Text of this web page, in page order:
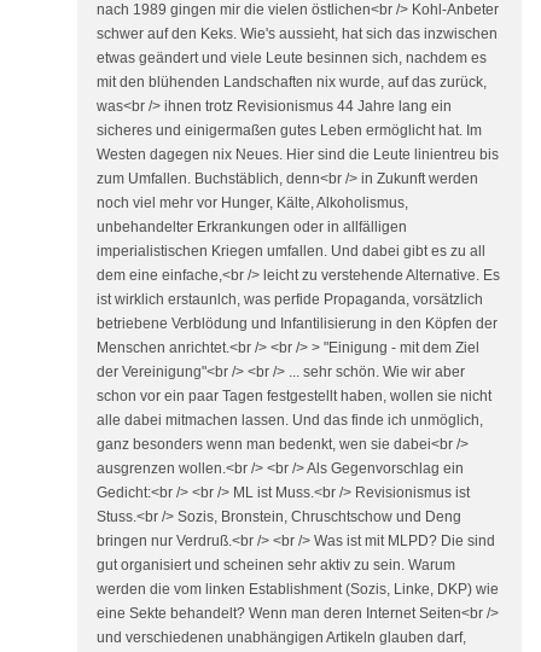
nach 1989 gingen mir die vielen östlichen<br /> Kohl-Anbeter
schwer auf den Keks. Wie's aussieht, hat sich das inzwischen
etwas geändert und viele Leute besinnen sich, nachdem es
mit den blühenden Landschaften nix wurde, auf das zurück,
was<br /> ihnen trotz Revisionismus 44 Jahre lang ein
sicheres und einigermaßen gutes Leben ermöglicht hat. Im
Westen dagegen nix Neues. Hier sind die Leute linientreu bis
zum Umfallen. Buchstäblich, denn<br /> in Zukunft werden
noch viel mehr vor Hunger, Kälte, Alkoholismus,
unbehandelter Erkrankungen oder in allfälligen
imperialistischen Kriegen umfallen. Und dabei gibt es zu all
dem eine einfache,<br /> leicht zu verstehende Alternative. Es
ist wirklich erstaunlch, was perfide Propaganda, vorsätzlich
betriebene Verblödung und Infantilisierung in den Köpfen der
Menschen anrichtet.<br /> <br /> > "Einigung - mit dem Ziel
der Vereinigung"<br /> <br /> ... sehr schön. Wie wir aber
schon vor ein paar Tagen festgestellt haben, wollen sie nicht
alle dabei mitmachen lassen. Und das finde ich unmöglich,
ganz besonders wenn man bedenkt, wen sie dabei<br />
ausgrenzen wollen.<br /> <br /> Als Gegenvorschlag ein
Gedicht:<br /> <br /> ML ist Muss.<br /> Revisionismus ist
Stuss.<br /> Sozis, Bronstein, Chruschtschow und Deng
bringen nur Verdruß.<br /> <br /> Was ist mit MLPD? Die sind
gut organisiert und scheinen sehr aktiv zu sein. Warum
werden die vom linken Establishment (Sozis, Linke, DKP) wie
eine Sekte behandelt? Wenn man deren Internet Seiten<br />
und verschiedenen unabhängigen Artikeln glauben darf,